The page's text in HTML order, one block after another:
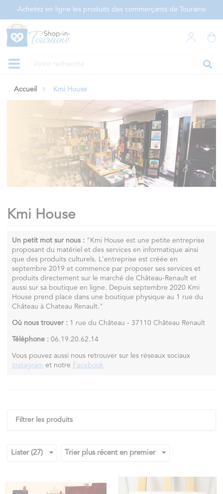
Achetez en ligne les produits des commerçants de Touraine
Accueil Kmi House
Kmi House
Un petit mot sur nous : "Kmi House est une petite entreprise
proposant du matériel et des services en informatique ainsi
que des produits culturels. L'entreprise est créée en
septembre 2019 et commence par proposer ses services et
produits directement sur le marché de Château-Renault et
aussi sur sa boutique en ligne. Depuis septembre 2020 Kmi
House prend place dans une boutique physique au 1 rue du
Château à Chateau Renault."
Où nous trouver : 1 rue du Château - 37110 Château Renault
Téléphone : 06.19.20.62.14
Vous pouvez aussi nous retrouver sur les réseaux sociaux
Instagram et notre Facebook
Filtrer les produits
Lister (27) Trier plus récent en premier
Panneau de gestion des cookies